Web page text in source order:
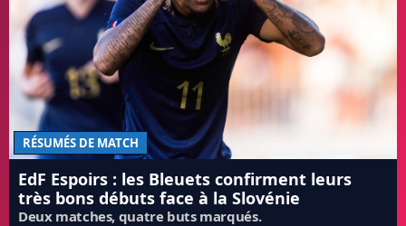
RÉSUMÉS DE MATCH
EdF Espoirs : les Bleuets confirment leurs
très bons débuts face à la Slovénie
Deux matches, quatre buts marqués.